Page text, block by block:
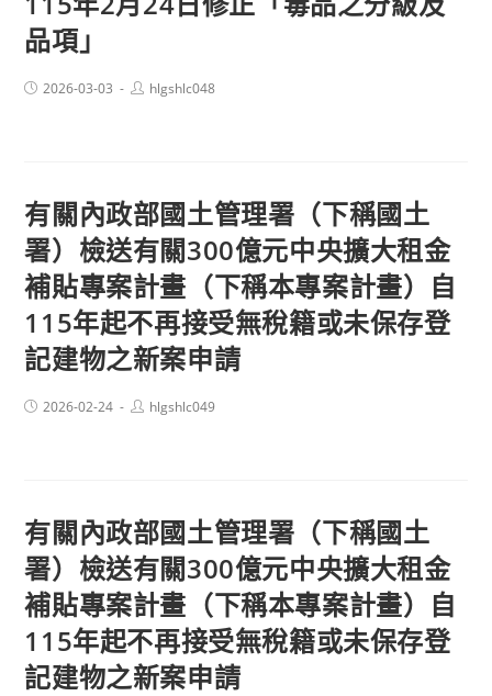
品項」
Post2026-03-03
Posthlgshlc048
有關內政部國土管理署（下稱國土
署）檢送有關300億元中央擴大租金
補貼專案計畫（下稱本專案計畫）自
115年起不再接受無稅籍或未保存登
記建物之新案申請
Post2026-02-24
Posthlgshlc049
有關內政部國土管理署（下稱國土
署）檢送有關300億元中央擴大租金
補貼專案計畫（下稱本專案計畫）自
115年起不再接受無稅籍或未保存登
記建物之新案申請